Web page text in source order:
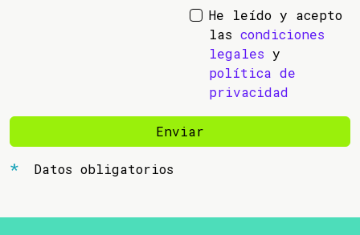
He leído y acepto
las condiciones
legales y
política de
privacidad
Enviar
Datos obligatorios